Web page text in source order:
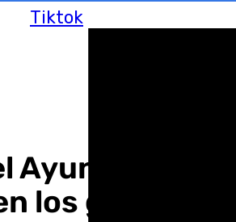
Tiktok
los grandes